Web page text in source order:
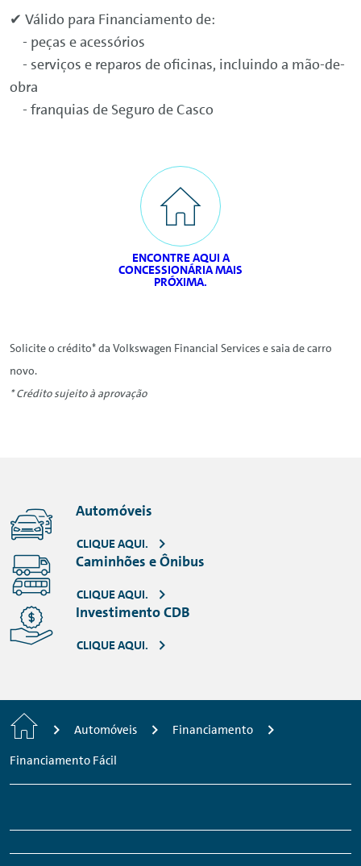
✔ Válido para Financiamento de:
- peças e acessórios
- serviços e reparos de oficinas, incluindo a mão-de-
obra
- franquias de Seguro de Casco
ENCONTRE AQUI A
CONCESSIONÁRIA MAIS
PRÓXIMA.
Solicite o crédito* da Volkswagen Financial Services e saia de carro
novo.
* Crédito sujeito à aprovação
Automóveis
CLIQUE AQUI.
Caminhões e Ônibus
CLIQUE AQUI.
Investimento CDB
CLIQUE AQUI.
Home Automóveis
Financiamento
Financiamento Fácil